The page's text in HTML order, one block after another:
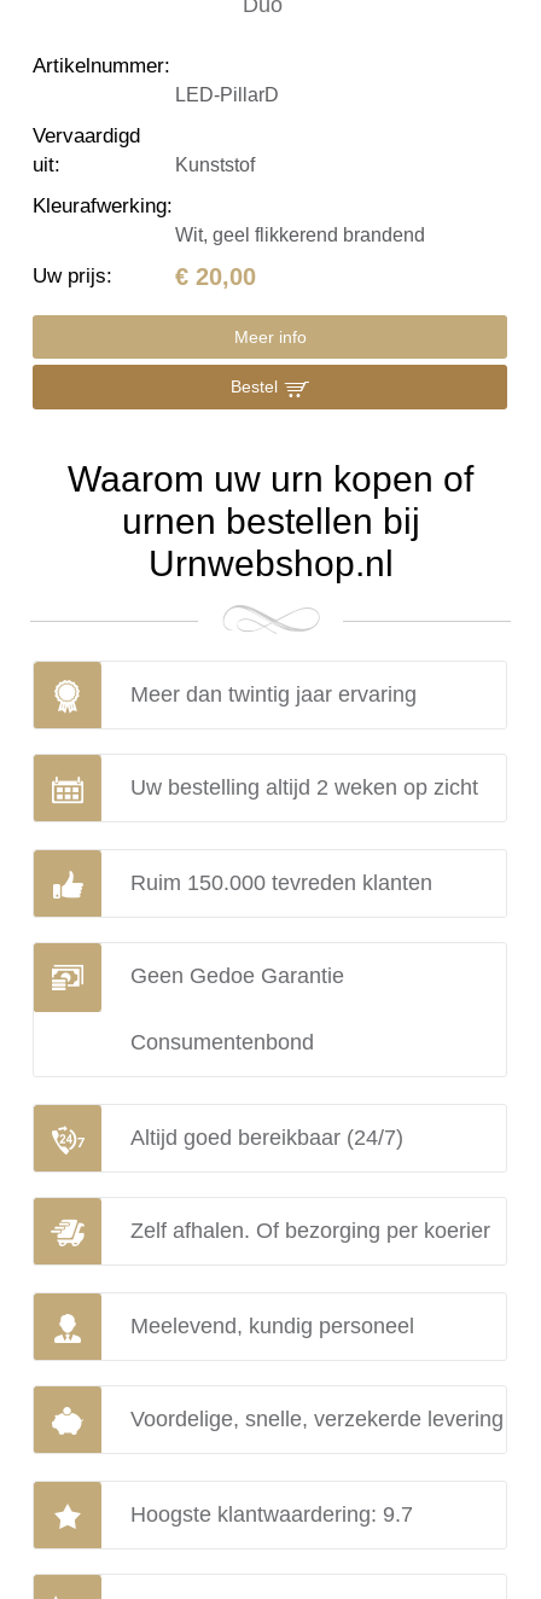
Artikelnummer:
LED-PillarD
Vervaardigd
uit: Kunststof
Kleurafwerking:
Wit, geel flikkerend brandend
Uw prijs: € 20,00
Meer info
Bestel
Waarom uw urn kopen of
urnen bestellen bij
Urnwebshop.nl
Meer dan twintig jaar ervaring
Uw bestelling altijd 2 weken op zicht
Ruim 150.000 tevreden klanten
Geen Gedoe Garantie
Consumentenbond
Altijd goed bereikbaar (24/7)
Zelf afhalen. Of bezorging per koerier
Meelevend, kundig personeel
Voordelige, snelle, verzekerde levering
Hoogste klantwaardering: 9.7